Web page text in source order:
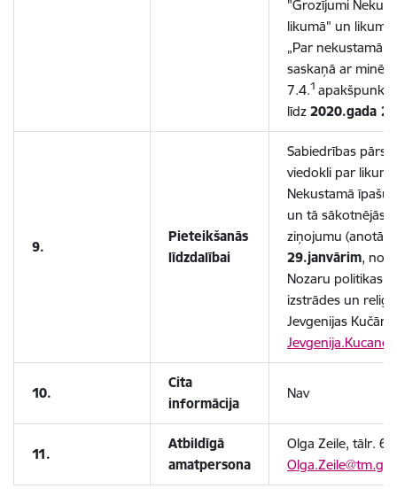
"Grozījumi
likumā" un
„Par nekustamā
saskaņā ar
7.4.1
līdz 2020.gada
9.
Pieteikšanās
līdzdalībai
Sabiedrības
viedokli par
Nekustamā
un tā sākotnējās
ziņojumu
29.janvārim,
Nozaru politikas
izstrādes un
Jevgenijas
10.
Cita
informācija
Nav
11.
Atbildīgā
amatpersona
Olga Zeile, tālr.